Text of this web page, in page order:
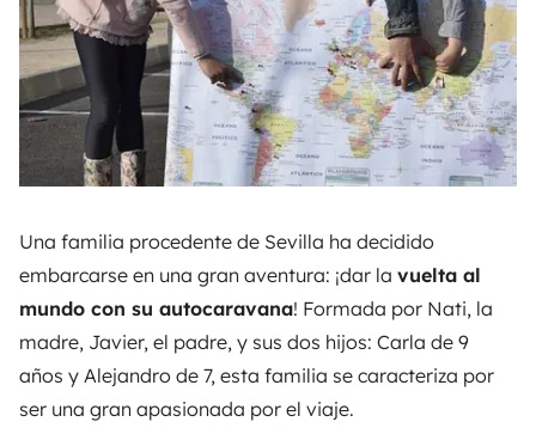
Una familia procedente de Sevilla ha decidido
embarcarse en una gran aventura: ¡dar la vuelta al
mundo con su autocaravana! Formada por Nati, la
madre, Javier, el padre, y sus dos hijos: Carla de 9
años y Alejandro de 7, esta familia se caracteriza por
ser una gran apasionada por el viaje.